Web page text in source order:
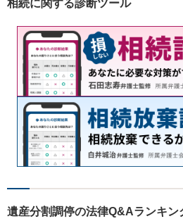
相続に関する診断ツール
遺産分割調停の法律Q&Aランキン